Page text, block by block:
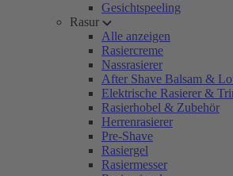
Gesichtspeeling
Rasur
Alle anzeigen
Rasiercreme
Nassrasierer
After Shave Balsam &
Elektrische Rasierer &
Rasierhobel & Zubehör
Herrenrasierer
Pre-Shave
Rasiergel
Rasiermesser